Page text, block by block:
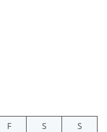
F S
S